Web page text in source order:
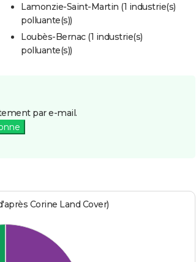
Lamonzie-Saint-Martin (1 industrie(s)
polluante(s))
Loubès-Bernac (1 industrie(s)
polluante(s))
par e-mail.
Corine Land Cover)